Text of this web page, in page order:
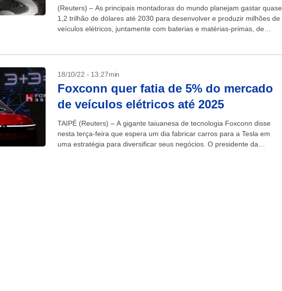
(Reuters) – As principais montadoras do mundo planejam gastar quase
1,2 trilhão de dólares até 2030 para desenvolver e produzir milhões de
veículos elétricos, juntamente com baterias e matérias-primas, de
18/10/22 - 13:27min
Foxconn quer fatia de 5% do mercado
de veículos elétricos até 2025
TAIPÉ (Reuters) – A gigante taiuanesa de tecnologia Foxconn disse
nesta terça-feira que espera um dia fabricar carros para a Tesla em
uma estratégia para diversificar seus negócios. O presidente da